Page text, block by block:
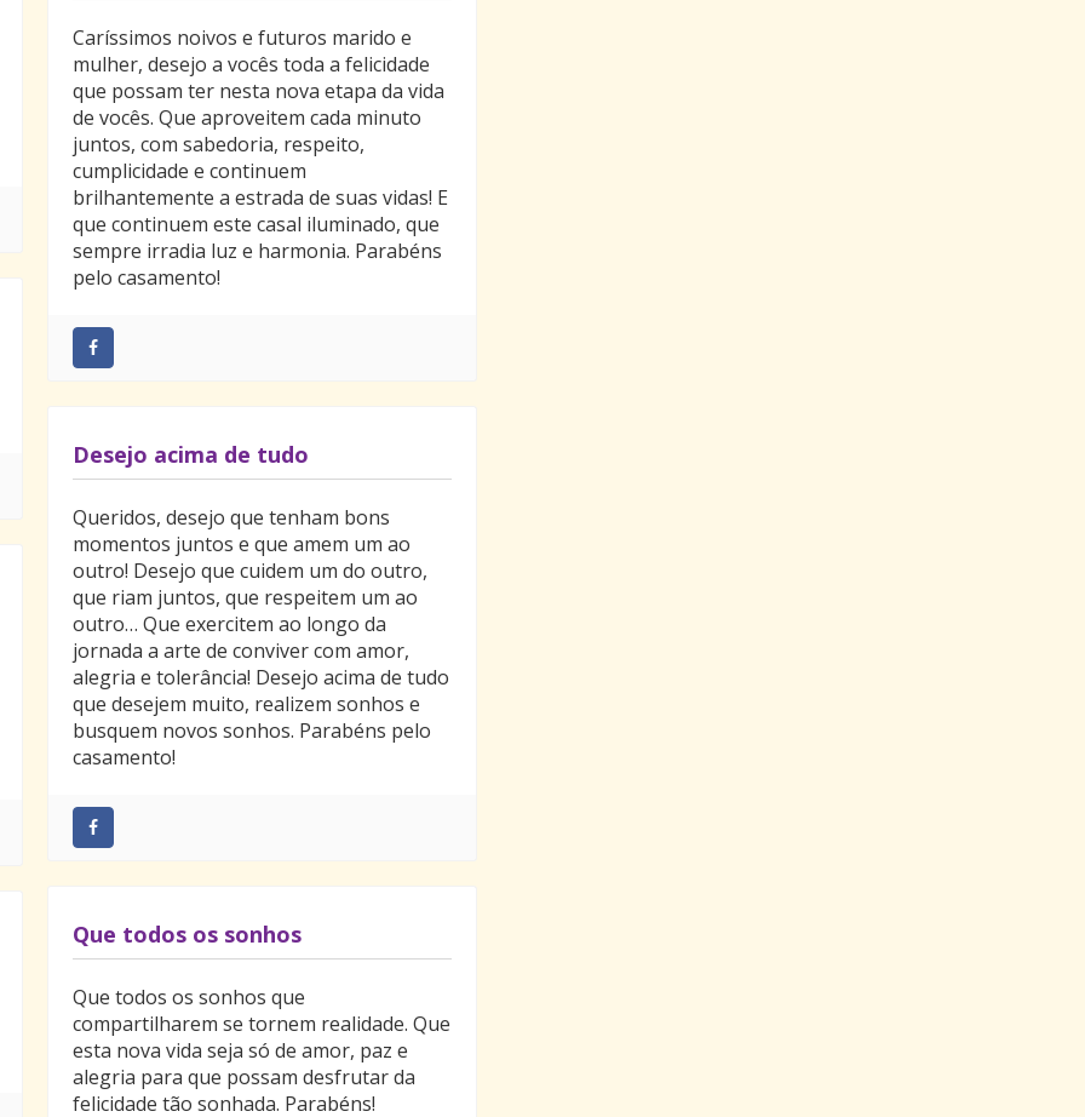
Caríssimos noivos e futuros marido e
mulher, desejo a vocês toda a felicidade
que possam ter nesta nova etapa da vida
de vocês. Que aproveitem cada minuto
juntos, com sabedoria, respeito,
cumplicidade e continuem
brilhantemente a estrada de suas vidas! E
que continuem este casal iluminado, que
sempre irradia luz e harmonia. Parabéns
pelo casamento!
Desejo acima de tudo
Queridos, desejo que tenham bons
momentos juntos e que amem um ao
outro! Desejo que cuidem um do outro,
que riam juntos, que respeitem um ao
outro… Que exercitem ao longo da
jornada a arte de conviver com amor,
alegria e tolerância! Desejo acima de tudo
que desejem muito, realizem sonhos e
busquem novos sonhos. Parabéns pelo
casamento!
Que todos os sonhos
Que todos os sonhos que
compartilharem se tornem realidade. Que
esta nova vida seja só de amor, paz e
alegria para que possam desfrutar da
felicidade tão sonhada. Parabéns!